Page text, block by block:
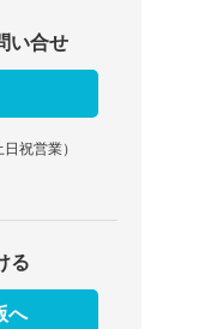
い合せ
祝営業）
る
へ